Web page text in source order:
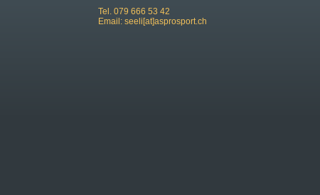
Tel. 079 666 53 42
Email: seeli[at]asprosport.ch